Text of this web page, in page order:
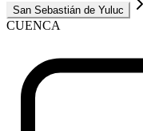
San Sebastián de Yuluc
CUENCA